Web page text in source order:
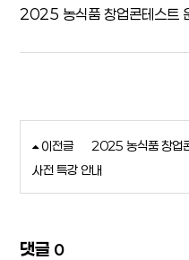
2025 농식품 창업콘테스트
이전글
2025 농식품 창업
사전 특강 안내
댓글 0